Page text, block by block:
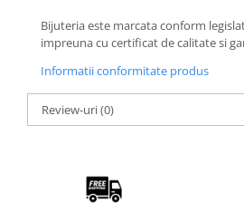
Brățări de picior din Aur
Brățări de picior din Argint
Coliere cu mărgele colorate și
Bijuteria este marcata conform
impreuna cu certificat de calitate si
Informatii conformitate produs
Review-uri(0)